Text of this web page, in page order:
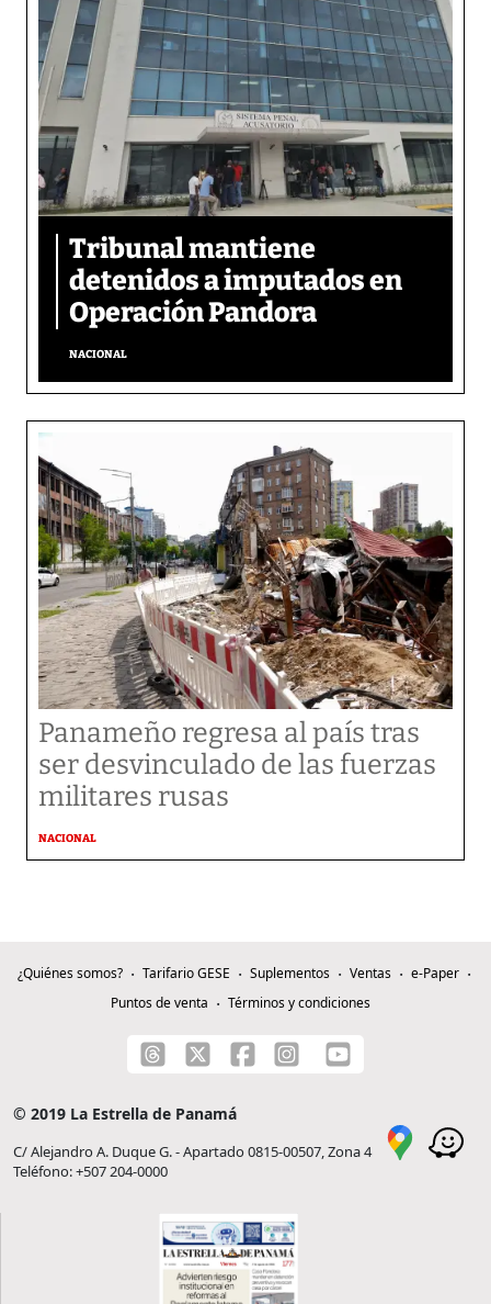
Tribunal mantiene
detenidos a imputados en
Operación Pandora
NACIONAL
Panameño regresa al país tras
ser desvinculado de las fuerzas
militares rusas
NACIONAL
¿Quiénes somos? Tarifario GESE Suplementos Ventas
e-Paper
Puntos de venta
Términos y condiciones
© 2019 La Estrella de Panamá
C/ Alejandro A. Duque G. - Apartado 0815-00507, Zona 4
Teléfono: +507 204-0000